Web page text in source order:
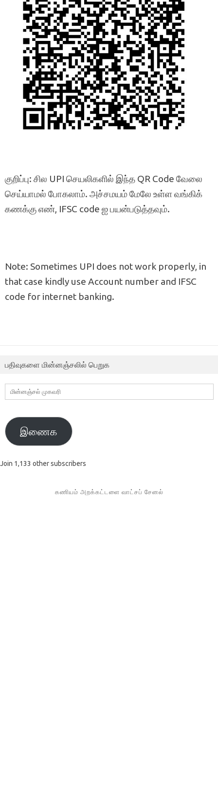
குறிப்பு: சில UPI செயலிகளில் இந்த QR Code வேலை
செய்யாமல் போகலாம். அச்சமயம் மேலே உள்ள வங்கிக்
கணக்கு எண், IFSC code ஐ பயன்படுத்தவும்.
Note: Sometimes UPI does not work properly, in
that case kindly use Account number and IFSC
code for internet banking.
பதிவுகளை மின்னஞ்சலில் பெறுக
மின்னஞ்சல்
முகவரி
இணைக
Join 1,133 other subscribers
கணியம் அறக்கட்டளை வாட்சப் சேனல்